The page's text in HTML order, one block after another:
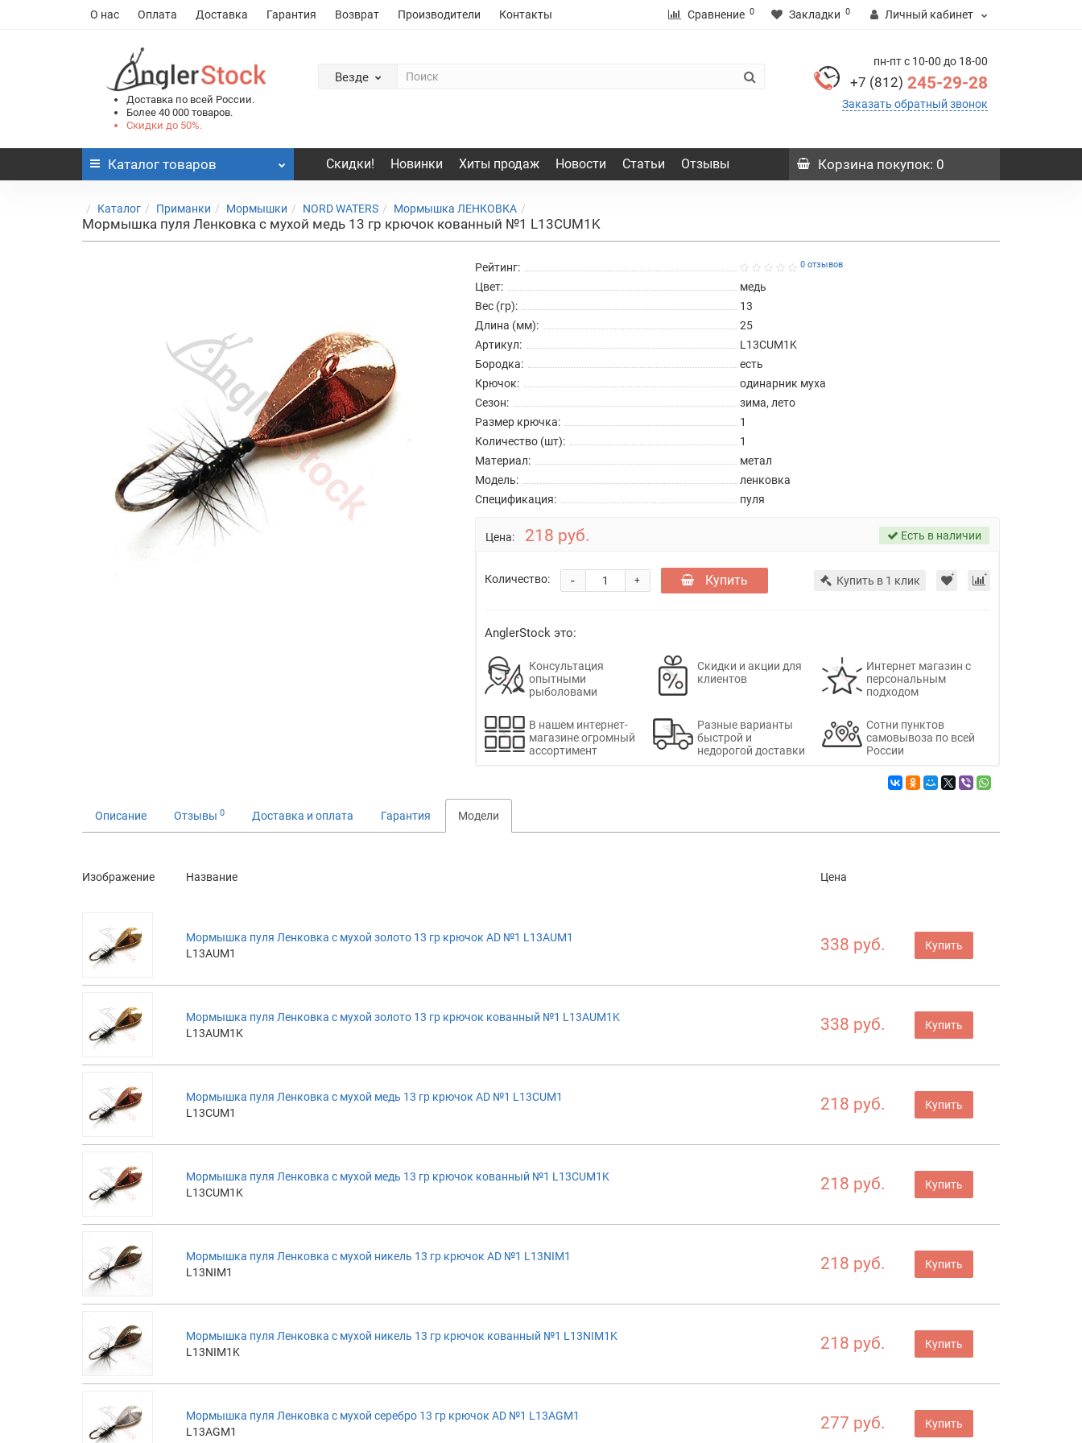
О нас Оплата Доставка Гарантия Возврат Производители Контакты Сравнение 0 Закладки 0 Личный кабинет
Доставка по всей России.
Более 40 000 товаров.
Скидки до 50%.
Везде
пн-пт с 10-00 до 18-00
+7 (812) 245-29-28
Заказать обратный звонок
Каталог товаров Скидки! Новинки Хиты продаж Новости Статьи Отзывы Корзина покупок: 0
Каталог Приманки Мормышки NORD WATERS Мормышка ЛЕНКОВКА
Мормышка пуля Ленковка с мухой медь 13 гр крючок кованный №1 L13CUM1K
Рейтинг: 0 отзывов
Цвет:
медь
Вес (гр):
13
Длина (мм):
25
Артикул:
L13CUM1K
Бородка:
есть
Крючок:
одинарник муха
Сезон:
зима, лето
Размер крючка:
1
Количество (шт):
1
Материал:
метал
Модель:
ленковка
Спецификация:
пуля
Цена: 218 руб. Есть в наличии
Количество: +
- Купить Купить в 1 клик
AnglerStock это:
Консультация
опытными
рыболовами
Скидки и акции для
клиентов
Интернет магазин с
персональным
подходом
В нашем интернет-
магазине огромный
ассортимент
Разные варианты
быстрой и
недорогой доставки
Сотни пунктов
самовывоза по всей
России
Описание Отзывы 0 Доставка и оплата Гарантия Модели
Изображение Название Цена
Мормышка пуля Ленковка с мухой золото 13 гр крючок AD №1 L13AUM1
L13AUM1
338 руб. Купить
Мормышка пуля Ленковка с мухой золото 13 гр крючок кованный №1 L13AUM1K
L13AUM1K
338 руб. Купить
Мормышка пуля Ленковка с мухой медь 13 гр крючок AD №1 L13CUM1
L13CUM1
218 руб. Купить
Мормышка пуля Ленковка с мухой медь 13 гр крючок кованный №1 L13CUM1K
L13CUM1K
218 руб. Купить
Мормышка пуля Ленковка с мухой никель 13 гр крючок AD №1 L13NIM1
L13NIM1
218 руб. Купить
Мормышка пуля Ленковка с мухой никель 13 гр крючок кованный №1 L13NIM1K
L13NIM1K
218 руб. Купить
Мормышка пуля Ленковка с мухой серебро 13 гр крючок AD №1 L13AGM1
L13AGM1
277 руб. Купить